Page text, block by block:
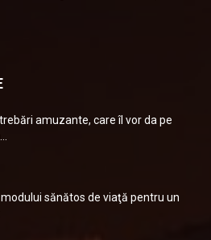
amuzante, care îl vor da pe
modului sănătos de viaţă pentru un